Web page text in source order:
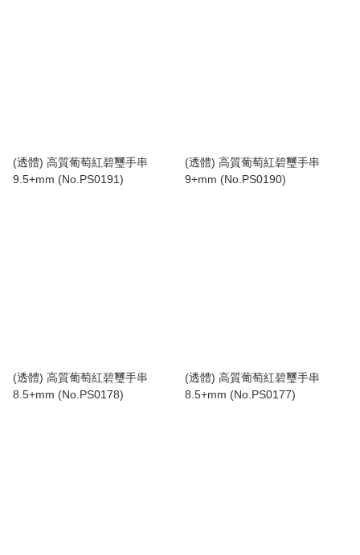
(透體) 高質葡萄紅碧璽手串
9.5+mm (No.PS0191)
(透體) 高質葡萄紅碧璽手串
9+mm (No.PS0190)
(透體) 高質葡萄紅碧璽手串
8.5+mm (No.PS0178)
(透體) 高質葡萄紅碧璽手串
8.5+mm (No.PS0177)